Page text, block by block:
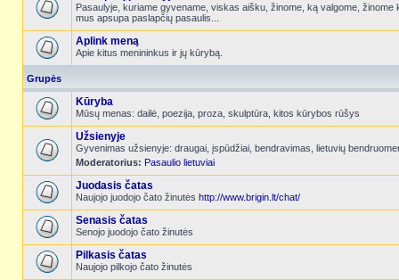
Pasaulyje, kuriame gyvename, viskas aišku, žinome, ką valgome, žinome
mus apsupa paslapčių pasaulis...
Aplink meną
Apie kitus menininkus ir jų kūrybą.
Grupės
Kūryba
Mūsų menas: dailė, poezija, proza, skulptūra, kitos kūrybos rūšys
Užsienyje
Gyvenimas užsienyje: draugai, įspūdžiai, bendravimas, lietuvių
Moderatorius: Pasaulio lietuviai
Juodasis čatas
Naujojo juodojo čato žinutės http://www.brigin.lt/chat/
Senasis čatas
Senojo juodojo čato žinutės
Pilkasis čatas
Naujojo pilkojo čato žinutės